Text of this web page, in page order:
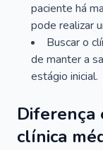
paciente há
pode realizar
Buscar o
de manter a
estágio inicial.
Diferença
clínica